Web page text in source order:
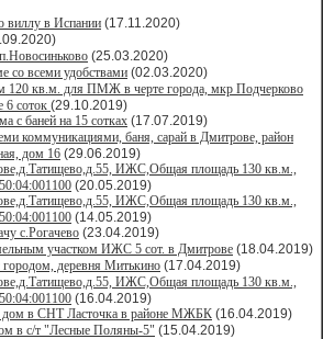
виллу в Испании (17.11.2020)
(25.03.2020)
со всеми удобствами (02.03.2020)
120 кв.м. для ПМЖ в черте города, мкр Подчерково
6 соток (29.10.2019)
с баней на 15 сотках (17.07.2019)
коммуникациями, баня, сарай в Дмитрове, район
дом 16 (29.06.2019)
ИЖС,Общая площадь 130 кв.м.,
(20.05.2019)
ИЖС,Общая площадь 130 кв.м.,
(14.05.2019)
с.Рогачево (23.04.2019)
участком ИЖС 5 сот. в Дмитрове (18.04.2019)
деревня Митькино (17.04.2019)
ИЖС,Общая площадь 130 кв.м.,
(16.04.2019)
дом в СНТ Ласточка в районе МЖБК (16.04.2019)
в с/т "Лесные Поляны-5" (15.04.2019)